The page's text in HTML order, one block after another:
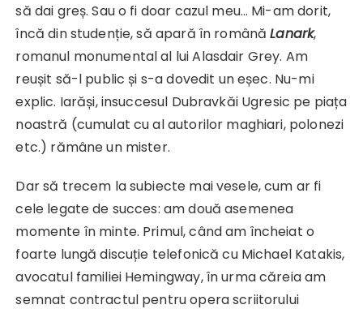
să dai greș. Sau o fi doar cazul meu… Mi-am dorit,
încă din studenție, să apară în românăLanark,
romanul monumental al lui Alasdair Grey. Am
reușit să-l public și s-a dovedit un eșec. Nu-mi
explic. Iarăși, insuccesul Dubravkăi Ugresic pe piața
noastră (cumulat cu al autorilor maghiari, polonezi
etc.) rămâne un mister.
Dar să trecem la subiecte mai vesele, cum ar fi
cele legate de succes: am două asemenea
momente în minte. Primul, când am încheiat o
foarte lungă discuție telefonică cu Michael Katakis,
avocatul familiei Hemingway, în urma căreia am
semnat contractul pentru opera scriitorului